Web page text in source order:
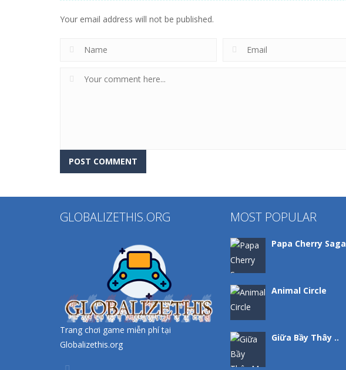
Your email address will not be published.
GLOBALIZETHIS.ORG
Trang chơi game miễn phí tại
Globalizethis.org
MOST POPULAR
Papa Cherry Saga
Animal Circle
Giữa Bầy Thây ..